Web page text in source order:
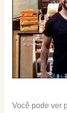
Você pode ver